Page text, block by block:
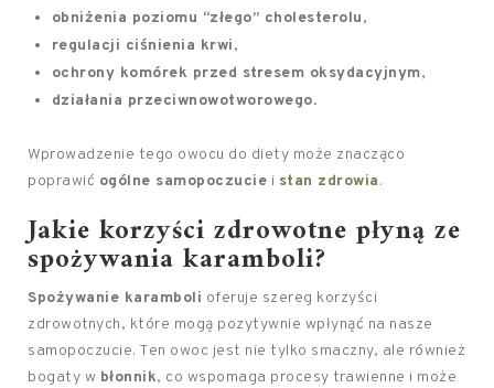
obniżenia poziomu “złego” cholesterolu,
regulacji ciśnienia krwi,
ochrony komórek przed stresem oksydacyjnym,
działania przeciwnowotworowego.
Wprowadzenie tego owocu do diety może znacząco
poprawić ogólne samopoczucie i stan zdrowia.
Jakie korzyści zdrowotne płyną ze
spożywania karamboli?
Spożywanie karamboli oferuje szereg korzyści
zdrowotnych, które mogą pozytywnie wpłynąć na nasze
samopoczucie. Ten owoc jest nie tylko smaczny, ale również
bogaty w błonnik, co wspomaga procesy trawienne i może